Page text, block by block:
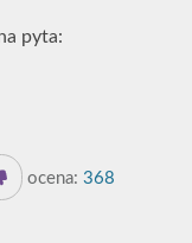
pyta:
ocena: 368